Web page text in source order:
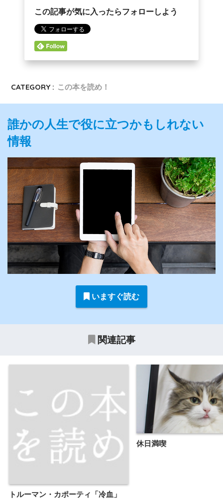
この記事が気に入ったらフォローしよう
CATEGORY : この本を読め！
誰かの人生で役に立つかもしれない
情報
いますぐ読む
関連記事
トルーマン・カポーティ「冷血」
休日満喫